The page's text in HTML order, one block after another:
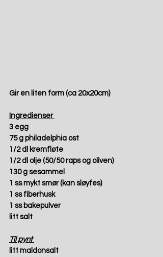
Gir en liten form (ca 20x20cm)
Ingredienser
3 egg
75 g philadelphia ost
1/2 dl kremfløte
1/2 dl olje (50/50 raps og oliven)
130 g sesammel
1 ss mykt smør (kan sløyfes)
1 ss fiberhusk
1 ss bakepulver
litt salt
Til pynt
litt maldonsalt